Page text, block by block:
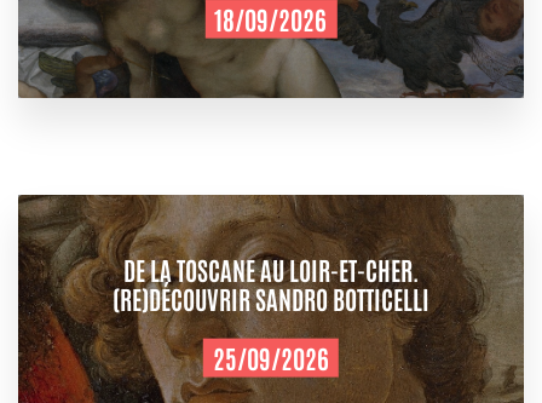
18/09/2026
DE LA TOSCANE AU LOIR-ET-CHER.
(RE)DÉCOUVRIR SANDRO BOTTICELLI
25/09/2026